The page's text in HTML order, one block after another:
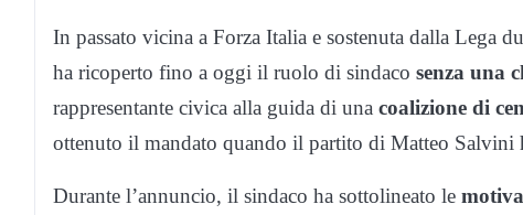
In passato vicina a Forza Italia e sostenuta dalla Lega
ha ricoperto fino a oggi il ruolo di sindaco senza una
rappresentante civica alla guida di una coalizione di
ottenuto il mandato quando il partito di Matteo
Durante l’annuncio, il sindaco ha sottolineato le